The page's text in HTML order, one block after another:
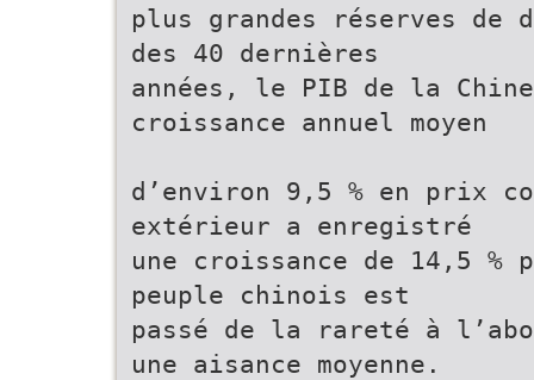
plus grandes réserves de
des 40 dernières
années, le PIB de la
croissance annuel moyen
d’environ 9,5 % en prix
extérieur a enregistré
une croissance de 14,5 %
peuple chinois est
passé de la rareté à
une aisance moyenne.